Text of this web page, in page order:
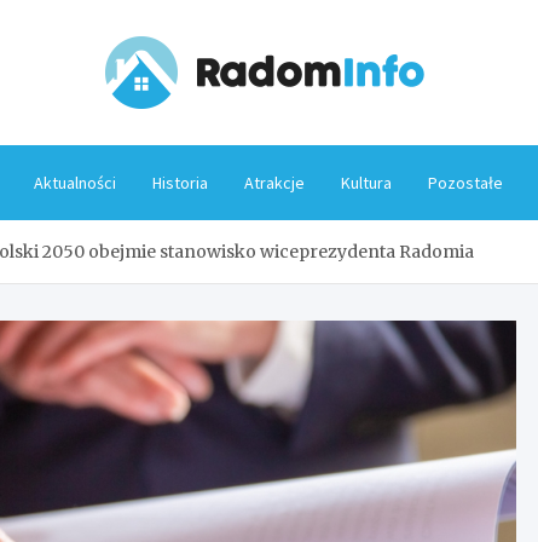
Aktualności Historia Atrakcje Kultura Pozostałe
2050 obejmie stanowisko wiceprezydenta Radomia